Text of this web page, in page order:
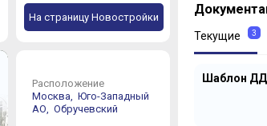
На страницу Новостройки
Расположение
Москва,
Юго-Западный
АО,
Обручевский
Текущие 3
Шаблон